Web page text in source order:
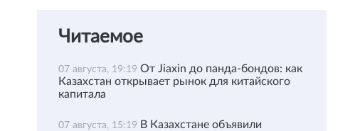
Читаемое
07 августа, 19:19 От Jiaxin до панда-бондов: как
Казахстан открывает рынок для китайского
капитала
07 августа, 15:19 В Казахстане объявили